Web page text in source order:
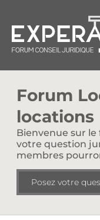
Forum
locations
Bienvenue sur le
votre question
membres
Posez votre